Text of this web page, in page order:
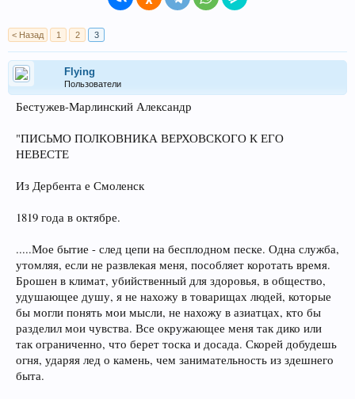
< Назад 1 2 3
Flying
Пользователи
Бестужев-Марлинский Александр
"ПИСЬМО ПОЛКОВНИКА ВЕРХОВСКОГО К ЕГО
НЕВЕСТЕ
Из Дербента е Смоленск
1819 года в октябре.
.....Мое бытие - след цепи на бесплодном песке. Одна служба,
утомляя, если не развлекая меня, пособляет коротать время.
Брошен в климат, убийственный для здоровья, в общество,
удушающее душу, я не нахожу в товарищах людей, которые
бы могли понять мои мысли, не нахожу в азиатцах, кто бы
разделил мои чувства. Все окружающее меня так дико или
так ограниченно, что берет тоска и досада. Скорей добудешь
огня, ударяя лед о камень, чем занимательность из здешнего
быта.